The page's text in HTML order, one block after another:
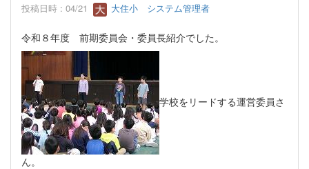
投稿日時 : 04/21 大住小 システム管理者
令和８年度 前期委員会・委員長紹介でした。
学校をリードする運営委員さ
ん。